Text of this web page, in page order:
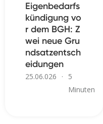
Eigenbedarfs
kündigung vo
r dem BGH: Z
wei neue Gru
ndsatzentsch
eidungen
25.06.026 ·
5
Minuten